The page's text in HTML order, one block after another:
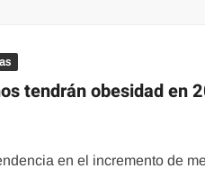
tendrán obesidad en
en el incremento de